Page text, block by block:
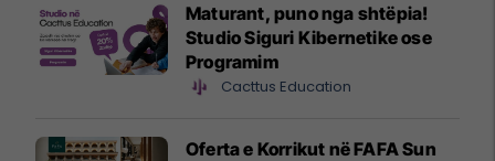
Maturant, puno nga shtëpia!
Studio Siguri Kibernetike ose
Programim
Cacttus Education
Oferta e Korrikut në FAFA Sun